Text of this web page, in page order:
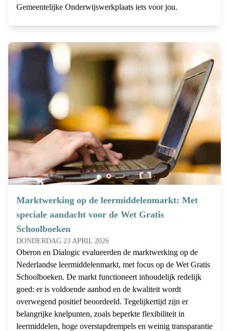
Gemeentelijke Onderwijswerkplaats iets voor jou.
Marktwerking op de leermiddelenmarkt: Met
speciale aandacht voor de Wet Gratis
Schoolboeken
DONDERDAG 23 APRIL 2026
Oberon en Dialogic evalueerden de marktwerking op de
Nederlandse leermiddelenmarkt, met focus op de Wet Gratis
Schoolboeken. De markt functioneert inhoudelijk redelijk
goed: er is voldoende aanbod en de kwaliteit wordt
overwegend positief beoordeeld. Tegelijkertijd zijn er
belangrijke knelpunten, zoals beperkte flexibiliteit in
leermiddelen, hoge overstapdrempels en weinig transparantie